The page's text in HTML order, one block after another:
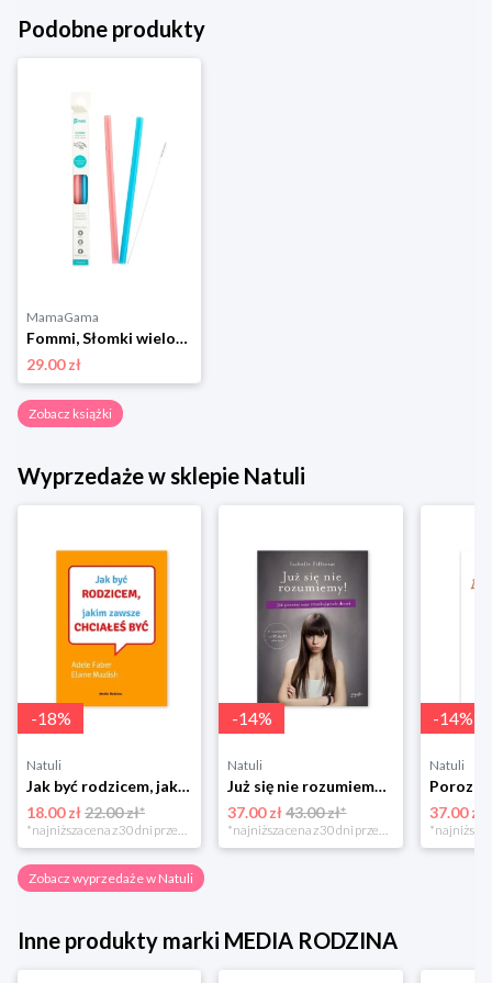
Podobne produkty
MamaGama
Fommi, Słomki wielorazowe pink/blue 2szt.
29.00 zł
Zobacz książki
Wyprzedaże w sklepie Natuli
-18%
Natuli
Jak być rodzicem, jakim zawsze chciałeś być Media rodzina
18.00 zł22.00 zł*
-14%
Natuli
Już się nie rozumiemy! Jak przeżyć czas trzaskających drzwi Esprit
37.00 zł 43.00 zł*
-14%
Natuli
37.00 zł
Zobacz wyprzedaże w Natuli
Inne produkty marki MEDIA RODZINA